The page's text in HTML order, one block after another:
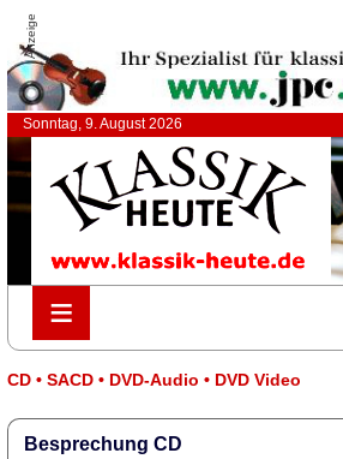
Anzeige
Sonntag, 9. August 2026
≡
≡
CD • SACD • DVD-Audio • DVD Video
Besprechung CD